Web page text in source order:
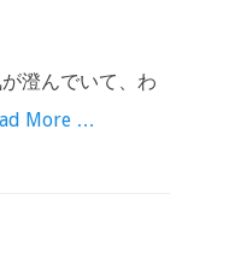
澄んでいて、わ
More …